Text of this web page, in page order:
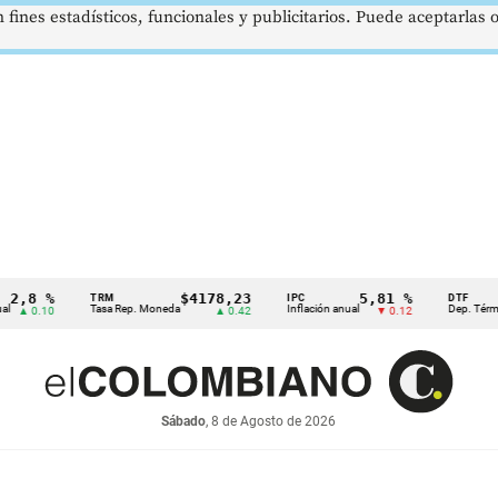
%
Tasa Rep. Moneda
$4178,23
▲ 0.42 Inflación anual
5,81 %
▼ 0.12 Dep. Término
Sábado, 8 de Agosto de 2026
estadísticos, funcionales y publicitarios. Puede aceptarlas